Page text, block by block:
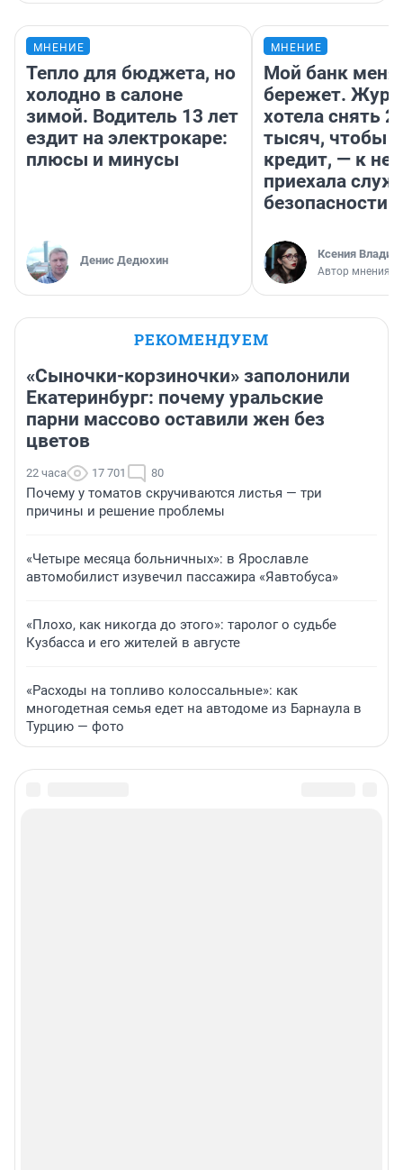
МНЕНИЕ
Тепло для бюджета, но
холодно в салоне
зимой. Водитель 13 лет
ездит на электрокаре:
плюсы и минусы
Денис Дедюхин
МНЕНИЕ
Мой банк меня
бережет.
хотела снять
тысяч, чтобы
кредит, — к
приехала
безопасности
Ксения
Автор мнения
РЕКОМЕНДУЕМ
«Сыночки-корзиночки» заполонили
Екатеринбург: почему уральские
парни массово оставили жен без
цветов
22 часа 17 701 80
Почему у томатов скручиваются листья — три
причины и решение проблемы
«Четыре месяца больничных»: в Ярославле
автомобилист изувечил пассажира «Яавтобуса»
«Плохо, как никогда до этого»: таролог о судьбе
Кузбасса и его жителей в августе
«Расходы на топливо колоссальные»: как
многодетная семья едет на автодоме из Барнаула в
Турцию — фото